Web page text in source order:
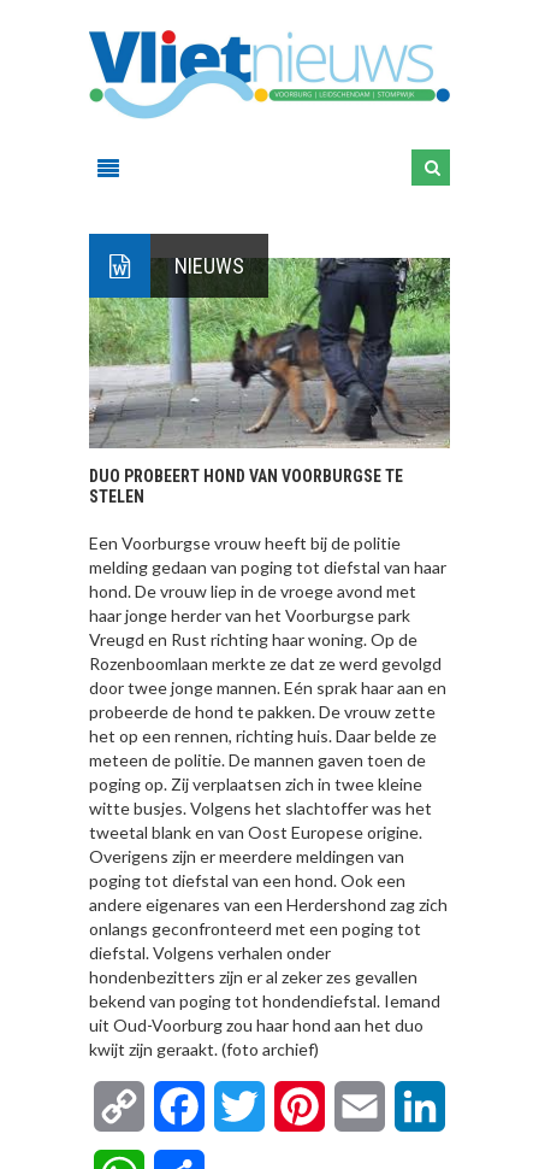
NIEUWS
DUO PROBEERT HOND VAN VOORBURGSE TE
STELEN
Een Voorburgse vrouw heeft bij de politie
melding gedaan van poging tot diefstal van haar
hond. De vrouw liep in de vroege avond met
haar jonge herder van het Voorburgse park
Vreugd en Rust richting haar woning. Op de
Rozenboomlaan merkte ze dat ze werd gevolgd
door twee jonge mannen. Eén sprak haar aan en
probeerde de hond te pakken. De vrouw zette
het op een rennen, richting huis. Daar belde ze
meteen de politie. De mannen gaven toen de
poging op. Zij verplaatsen zich in twee kleine
witte busjes. Volgens het slachtoffer was het
tweetal blank en van Oost Europese origine.
Overigens zijn er meerdere meldingen van
poging tot diefstal van een hond. Ook een
andere eigenares van een Herdershond zag zich
onlangs geconfronteerd met een poging tot
diefstal. Volgens verhalen onder
hondenbezitters zijn er al zeker zes gevallen
bekend van poging tot hondendiefstal. Iemand
uit Oud-Voorburg zou haar hond aan het duo
kwijt zijn geraakt. (foto archief)
Copy
Link
FacebookTwitter Pinterest Email